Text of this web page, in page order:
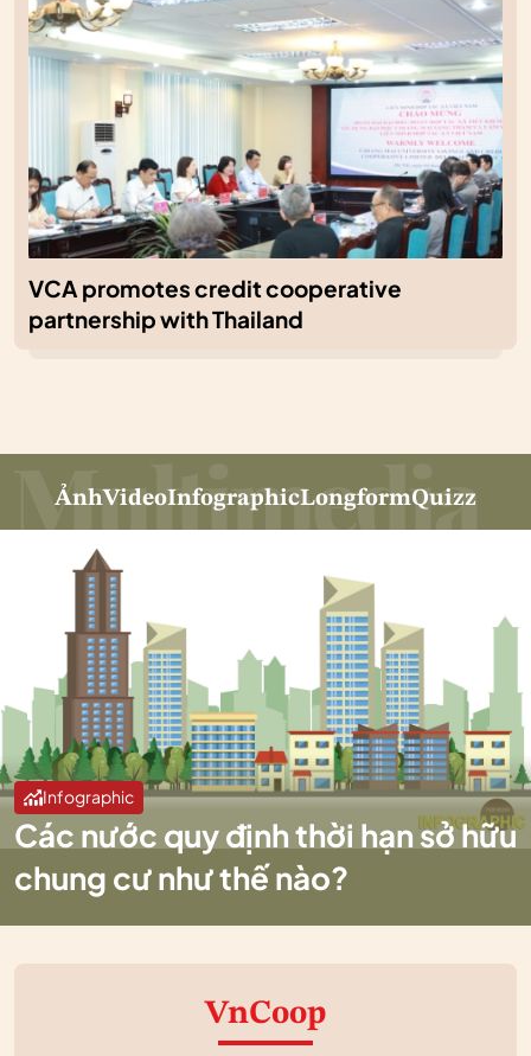
VCA promotes credit cooperative
partnership with Thailand
ẢnhVideoInfographicLongformQuizz
Infographic
Các nước quy định thời hạn sở hữu
chung cư như thế nào?
VnCoop